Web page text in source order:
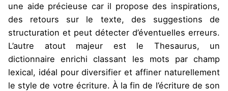
une aide précieuse car il propose des inspirations,
des retours sur le texte, des suggestions de
structuration et peut détecter d’éventuelles erreurs.
L’autre atout majeur est le Thesaurus, un
dictionnaire enrichi classant les mots par champ
lexical, idéal pour diversifier et affiner naturellement
le style de votre écriture. À la fin de l’écriture de son